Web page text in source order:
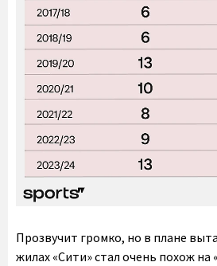
Прозвучит громко, но в плане
жилах «Сити» стал очень похож на